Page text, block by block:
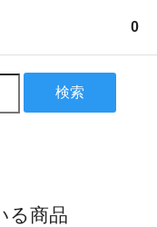
0
検索
る商品